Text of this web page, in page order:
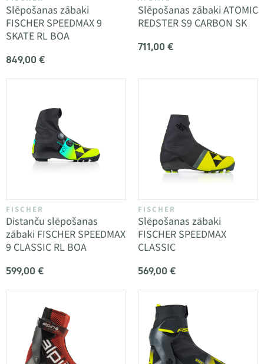
Slēpošanas zābaki
FISCHER SPEEDMAX 9
SKATE RL BOA
849,00 €
Slēpošanas zābaki ATOMIC
REDSTER S9 CARBON SK
711,00 €
FISCHER
Distanču slēpošanas
zābaki FISCHER SPEEDMAX
9 CLASSIC RL BOA
599,00 €
FISCHER
Slēpošanas zābaki
FISCHER SPEEDMAX
CLASSIC
569,00 €